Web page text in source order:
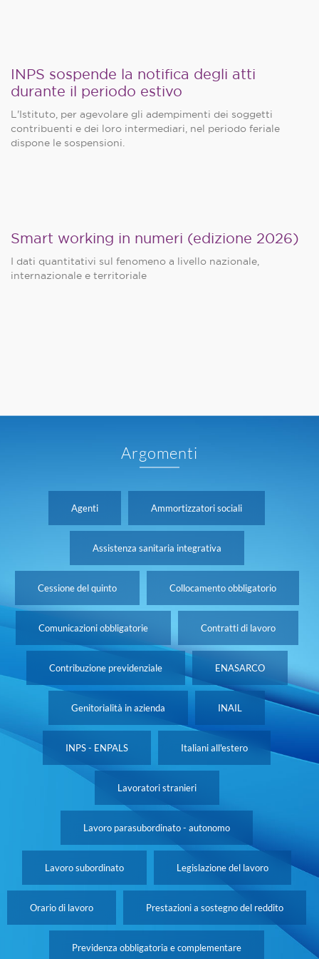
INPS sospende la notifica degli atti
durante il periodo estivo
L'Istituto, per agevolare gli adempimenti dei soggetti
contribuenti e dei loro intermediari, nel periodo feriale
dispone le sospensioni.
Smart working in numeri (edizione 2026)
I dati quantitativi sul fenomeno a livello nazionale,
internazionale e territoriale
Argomenti
Agenti Ammortizzatori sociali
Assistenza sanitaria integrativa
Cessione del quinto Collocamento obbligatorio
Comunicazioni obbligatorie Contratti di lavoro
Contribuzione previdenziale ENASARCO
Genitorialità in azienda INAIL
INPS - ENPALS Italiani all'estero
Lavoratori stranieri
Lavoro parasubordinato - autonomo
Lavoro subordinato Legislazione del lavoro
Orario di lavoro Prestazioni a sostegno del reddito
Previdenza obbligatoria e complementare